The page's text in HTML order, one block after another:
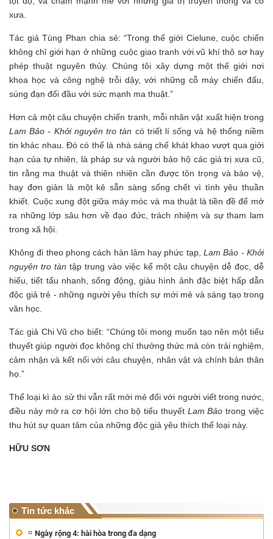
xưa.
Tác giả Tùng Phan chia sẻ: “Trong thế giới Cielune, cuộc chiến
không chỉ giới hạn ở những cuộc giao tranh với vũ khí thô sơ hay
phép thuật nguyên thủy. Chúng tôi xây dựng một thế giới nơi
khoa học và công nghệ trỗi dậy, với những cỗ máy chiến đấu,
súng đạn đối đầu với sức mạnh ma thuật.”
Hơn cả một câu chuyện chiến tranh, mỗi nhân vật xuất hiện trong
Lam Bảo - Khởi nguyên tro tàn có triết lí sống và hệ thống niềm
tin khác nhau. Đó có thể là nhà sáng chế khát khao vượt qua giới
hạn của tự nhiên, là pháp sư và người bảo hộ các giá trị xưa cũ,
tin rằng ma thuật và thiên nhiên cần được tôn trọng và bảo vệ,
hay đơn giản là một kẻ sẵn sàng sống chết vì tình yêu thuần
khiết. Cuộc xung đột giữa máy móc và ma thuật là tiền đề để mở
ra những lớp sâu hơn về đạo đức, trách nhiệm và sự tham lam
trong xã hội.
Không đi theo phong cách hàn lâm hay phức tạp,Lam Bảo - Khởi
nguyên tro tàn tập trung vào việc kể một câu chuyện dễ đọc, dễ
hiểu, tiết tấu nhanh, sống động, giàu hình ảnh đặc biệt hấp dẫn
độc giả trẻ - những người yêu thích sự mới mẻ và sáng tạo trong
văn học.
Tác giả Chi Vũ cho biết: “Chúng tôi mong muốn tạo nên một tiểu
thuyết giúp người đọc không chỉ thưởng thức mà còn trải nghiệm,
cảm nhận và kết nối với câu chuyện, nhân vật và chính bản thân
họ.”
Thể loại kì ảo sử thi vẫn rất mới mẻ đối với người viết trong nước,
điều này mở ra cơ hội lớn cho bộ tiểu thuyết Lam Bảotrong việc
thu hút sự quan tâm của những độc giả yêu thích thể loại này.
HỮU SƠN
Tin tức khác
Ngày rộng 4: hài hòa trong đa dạng